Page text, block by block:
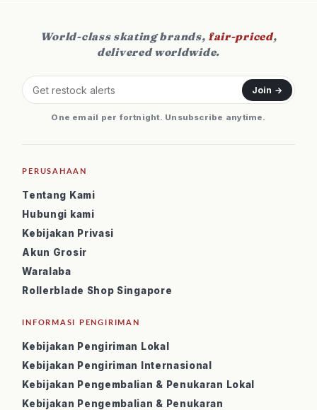
World-class skating brands,fair-priced,
delivered worldwide.
Join →
One email per fortnight. Unsubscribe anytime.
PERUSAHAAN
Tentang Kami
Hubungi kami
Kebijakan Privasi
Akun Grosir
Waralaba
Rollerblade Shop Singapore
INFORMASI PENGIRIMAN
Kebijakan Pengiriman Lokal
Kebijakan Pengiriman Internasional
Kebijakan Pengembalian & Penukaran Lokal
Kebijakan Pengembalian & Penukaran